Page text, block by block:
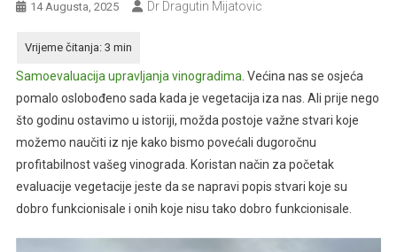
14 Augusta, 2025 Dr Dragutin Mijatovic
Samoevaluacija upravljanja vinogradima . Većina nas se osjeća
pomalo oslobođeno sada kada je vegetacija iza nas. Ali prije nego
što godinu ostavimo u istoriji, možda postoje važne stvari koje
možemo naučiti iz nje kako bismo povećali dugoročnu
profitabilnost vašeg vinograda. Koristan način za početak
evaluacije vegetacije jeste da se napravi popis stvari koje su
dobro funkcionisale i onih koje nisu tako dobro funkcionisale.